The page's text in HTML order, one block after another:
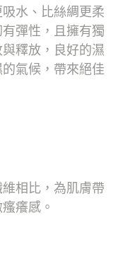
水、比絲綢更柔
彈性，且擁有獨
釋放，良好的濕
氣候，帶來絕佳
相比，為肌膚帶
癢感。